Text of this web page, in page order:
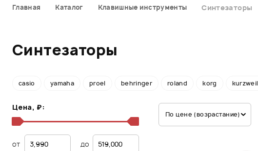
Главная Каталог Клавишные инструменты Синтезаторы
Синтезаторы
casio yamaha proel behringer roland korg kurzweil
Цена, ₽:
от до
По цене (возрастание)